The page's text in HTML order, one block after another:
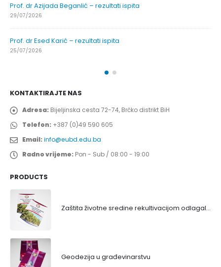
Prof. dr Azijada Beganlić – rezultati ispita
29/07/2026
Prof. dr Esed Karić – rezultati ispita
25/07/2026
KONTAKTIRAJTE NAS
Adresa: Bijeljinska cesta 72-74, Brčko distrikt BiH
Telefon: +387 (0)49 590 605
Email:info@eubd.edu.ba
Radno vrijeme: Pon - Sub / 08:00 - 19:00
PRODUCTS
Zaštita životne sredine rekultivacijom odlagališta
Geodezija u građevinarstvu